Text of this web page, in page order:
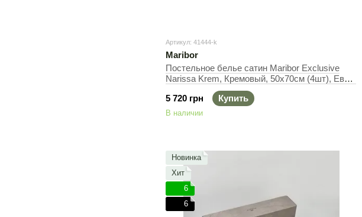
Артикул: 41444-k
Maribor
Постельное белье сатин Maribor Exclusive
Narissa Krem, Кремовый, 50х70см (4шт), Евро,
200х220 см, 240х260 см
5 720 грн
Купить
В наличии
Новинка
Хит
6
6